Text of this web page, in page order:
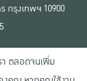
กรุงเทพฯ 10900
า ตลอดจนเพิ่ม